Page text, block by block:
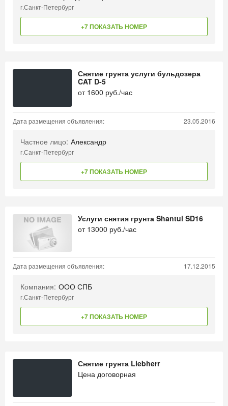
г.Санкт-Петербург
+7 ПОКАЗАТЬ НОМЕР
Снятие грунта услуги бульдозера
CAT D-5
от 1600 руб./час
Дата размещения объявления: 23.05.2016
Частное лицо: Александр
г.Санкт-Петербург
+7 ПОКАЗАТЬ НОМЕР
Услуги снятия грунта Shantui SD16
от 13000 руб./час
Дата размещения объявления: 17.12.2015
Компания: ООО СПБ
г.Санкт-Петербург
+7 ПОКАЗАТЬ НОМЕР
Снятие грунта Liebherr
Цена договорная